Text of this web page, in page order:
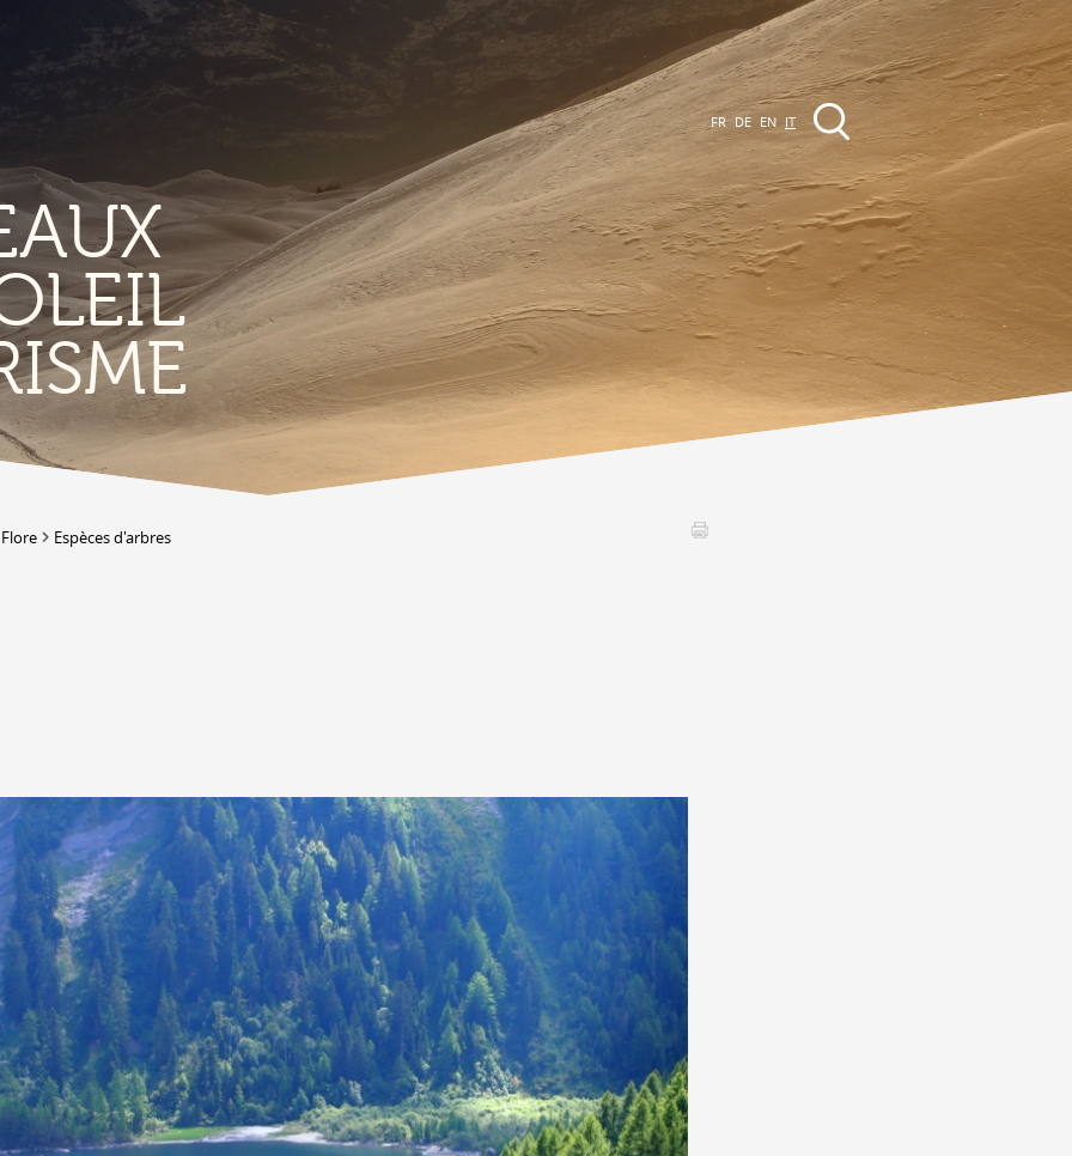
TERRITORIO
Vigneti
Produits et magasins du terroir
Borgo di Conthey
Le chiese
Vestiges gallo-romains d'Ardon
Costruzioni antiche
EVENTI
La regione
Promenades
Club Vinum Montis
Actualités
Assemblées générales & Statuts
Accès
Figurer sur notre newsletter
Boîtes à idées
FR DE EN IT
Flore Espèces d'arbres